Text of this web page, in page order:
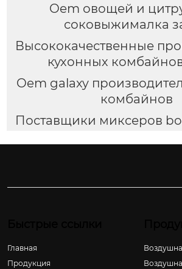
Oem овощей и
соковыжималка
Высококачественные
кухонных
Oem galaxy
комбайнов
Поставщики миксеров
Главная
Продукция